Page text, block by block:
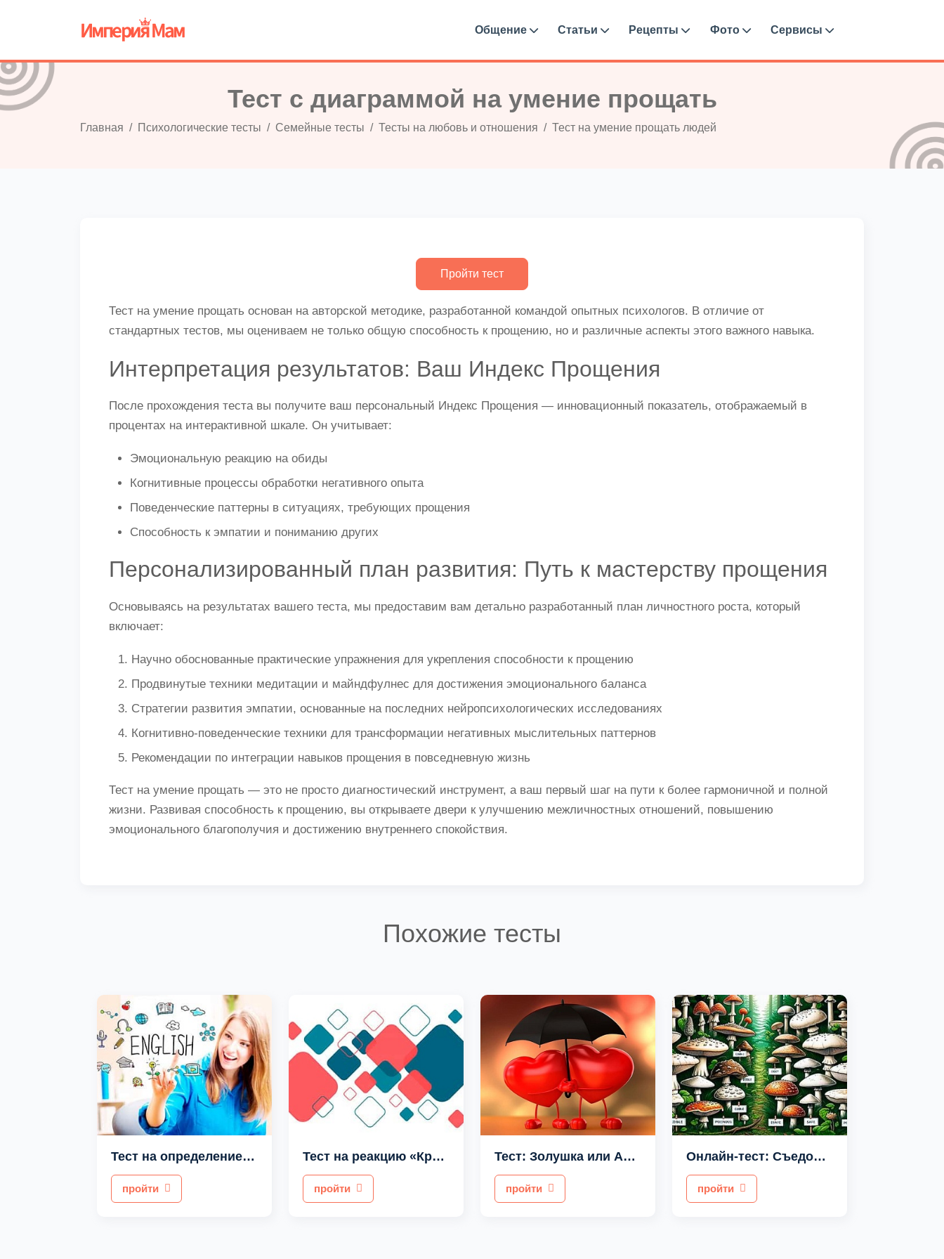
Общение Статьи Рецепты Фото Сервисы
Тест с диаграммой на умение прощать
Главная Психологические тесты Семейные тесты Тесты на любовь и отношения Тест на умение прощать людей
Тест на умение прощать основан на авторской методике, разработанной командой опытных психологов. В отличие от
стандартных тестов, мы оцениваем не только общую способность к прощению, но и различные аспекты этого важного навыка.
Интерпретация результатов: Ваш Индекс Прощения
После прохождения теста вы получите ваш персональный Индекс Прощения — инновационный показатель, отображаемый в
процентах на интерактивной шкале. Он учитывает:
Эмоциональную реакцию на обиды
Когнитивные процессы обработки негативного опыта
Поведенческие паттерны в ситуациях, требующих прощения
Способность к эмпатии и пониманию других
Персонализированный план развития: Путь к мастерству прощения
Основываясь на результатах вашего теста, мы предоставим вам детально разработанный план личностного роста, который
включает:
Научно обоснованные практические упражнения для укрепления способности к прощению
Продвинутые техники медитации и майндфулнес для достижения эмоционального баланса
Стратегии развития эмпатии, основанные на последних нейропсихологических исследованиях
Когнитивно-поведенческие техники для трансформации негативных мыслительных паттернов
Рекомендации по интеграции навыков прощения в повседневную жизнь
Тест на умение прощать — это не просто диагностический инструмент, а ваш первый шаг на пути к более гармоничной и полной
жизни. Развивая способность к прощению, вы открываете двери к улучшению межличностных отношений, повышению
эмоционального благополучия и достижению внутреннего спокойствия.
Похожие тесты
Тест на определение уровня английского языка
пройти
Тест на реакцию «Красный квадрат»
пройти
Тест: Золушка или Амазонка?
пройти
Онлайн-тест: Съедобный или ядовитый гриб?
пройти